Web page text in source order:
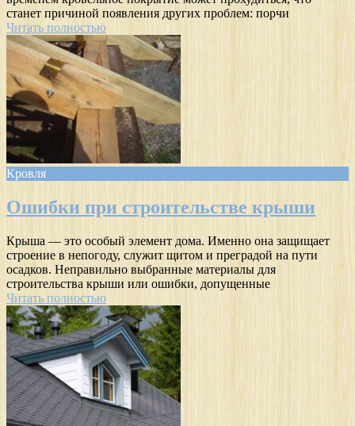
станет причиной появления других проблем: порчи
Читать полностью
Кровля
Ошибки при строительстве крыши
Крыша — это особый элемент дома. Именно она защищает
строение в непогоду, служит щитом и преградой на пути
осадков. Неправильно выбранные материалы для
строительства крыши или ошибки, допущенные
Читать полностью